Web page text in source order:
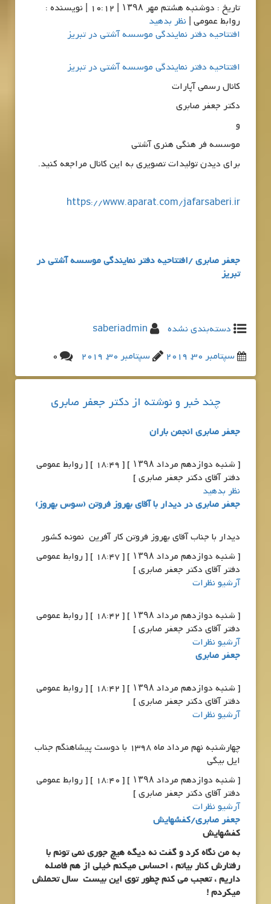
تاريخ : دوشنبه هشتم مهر ۱۳۹۸ | 10:12 | نویسنده :
روابط عمومی | نظر بدهید
افتتاحیه دفتر نمایندگی موسسه آشتی در تبریز
افتتاحیه دفتر نمایندگی موسسه آشتی در تبریز
کانال رسمی آپارات
دکتر جعفر صابری
و
موسسه فر هنگی هنری آشتی
برای دیدن تولیدات تصویری به این کانال مراجعه کنید.
https://www.aparat.com/jafarsaberi.ir
جعفر صابری /افتتاحیه دفتر نمایندگی موسسه آشتی در
تبریز
دسته‌بندی نشده
saberiadmin
سپتامبر 30, 2019
سپتامبر 30, 2019 0
چند خبر و نوشته از دکتر جعفر صابری
جعفر صابری انجمن باران
[ شنبه دوازدهم مرداد ۱۳۹۸ ] [ 18:49 ] [ روابط عمومی
دفتر آقای دکتر جعفر صابری ]
نظر بدهید
جعفر صابری در دیدار با آقای بهروز فروتن (سوس بهروز)
دیدار با جناب آقای بهروز فروتن کار آفرین نمونه کشور
[ شنبه دوازدهم مرداد ۱۳۹۸ ] [ 18:47 ] [ روابط عمومی
دفتر آقای دکتر جعفر صابری ]
آرشیو نظرات
[ شنبه دوازدهم مرداد ۱۳۹۸ ] [ 18:42 ] [ روابط عمومی
دفتر آقای دکتر جعفر صابری ]
آرشیو نظرات
جعفر صابری
[ شنبه دوازدهم مرداد ۱۳۹۸ ] [ 18:42 ] [ روابط عمومی
دفتر آقای دکتر جعفر صابری ]
آرشیو نظرات
چهارشنبه نهم مرداد ماه 1398 با دوست پیشاهنگم جناب
ایل بیگی
[ شنبه دوازدهم مرداد ۱۳۹۸ ] [ 18:40 ] [ روابط عمومی
دفتر آقای دکتر جعفر صابری ]
آرشیو نظرات
جعفر صابری/کفشهایش
کفشهایش
به من نگاه کرد و گفت نه دیگه هیچ جوری نمی تونم با
رفتارش کنار بیاتم ، احساس میکنم خیلی از هم فاصله
داریم ، تعجب می کنم چطور توی این بیست سال تحملش
میکردم !